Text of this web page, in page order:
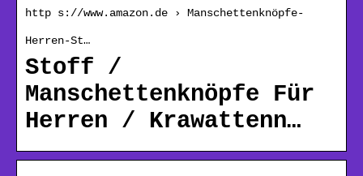
http s://www.amazon.de › Manschettenknöpfe-
Herren-St…
Stoff /
Manschettenknöpfe Für
Herren / Krawattenn…